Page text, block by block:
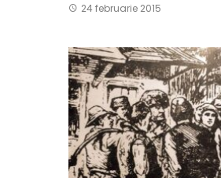
24 februarie 2015